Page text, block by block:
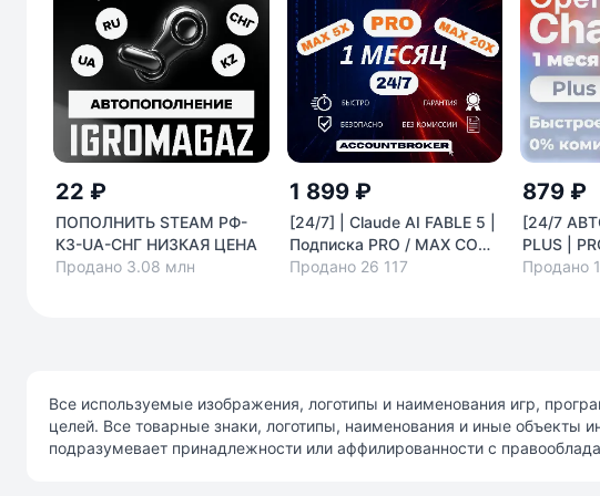
22 ₽
ПОПОЛНИТЬ STEAM РФ-
КЗ-UA-СНГ НИЗКАЯ ЦЕНА
Продано 3.08 млн
1 899 ₽
[24/7] | Claude AI FABLE 5 |
Подписка PRO / MAX CODE
| НА ВАШ АККАУНТ | 1 МЕС
Продано 26 117
879 ₽
[24/7
PLUS |
CODEX
Продано
Все используемые изображения, логотипы и наименования игр,
целей. Все товарные знаки, логотипы, наименования и иные объекты
подразумевает принадлежности или аффилированности с